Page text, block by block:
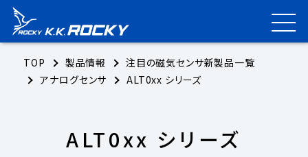
TOP 製品情報
注目の磁気センサ新製品一覧
アナログセンサ
ALT0xx シリーズ
ALT0xx シリーズ